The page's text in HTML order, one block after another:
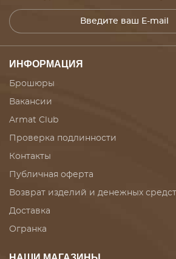
ИНФОРМАЦИЯ
Брошюры
Вакансии
Armat Club
Проверка подлинности
Контакты
Публичная оферта
Возврат изделий и денежных
Доставка
Огранка